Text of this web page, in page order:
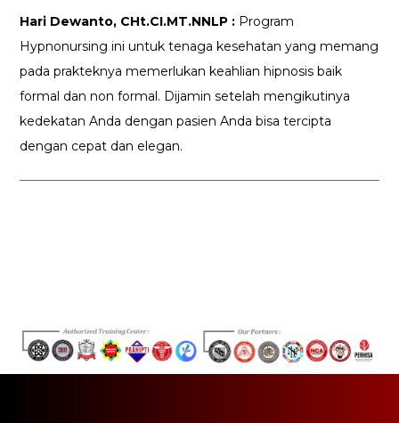
Hari Dewanto, CHt.CI.MT.NNLP : Program
Hypnonursing ini untuk tenaga kesehatan yang memang
pada prakteknya memerlukan keahlian hipnosis baik
formal dan non formal. Dijamin setelah mengikutinya
kedekatan Anda dengan pasien Anda bisa tercipta
dengan cepat dan elegan.